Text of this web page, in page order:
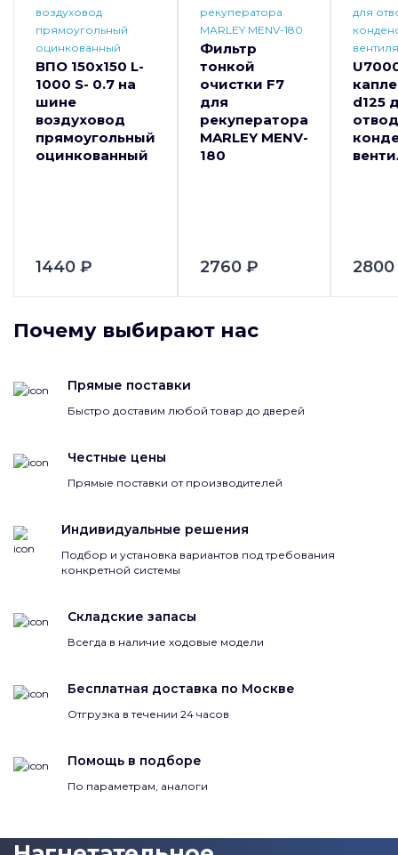
ВПО 150x150 L-
1000 S- 0.7 на
шине
воздуховод
прямоугольный
оцинкованный
1440 ₽
Фильтр
тонкой
очистки F7
для
рекуператора
MARLEY MENV-
180
2760 ₽
d125
Почему выбирают нас
Прямые поставки
Быстро доставим любой товар до дверей
Честные цены
Прямые поставки от производителей
Индивидуальные решения
Подбор и установка вариантов под требования
конкретной системы
Складские запасы
Всегда в наличие ходовые модели
Бесплатная доставка по Москве
Отгрузка в течении 24 часов
Помощь в подборе
По параметрам, аналоги